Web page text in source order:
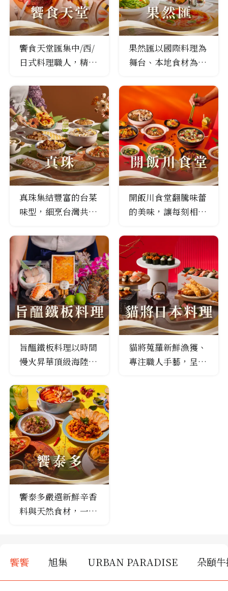
饗食天堂匯集中/西/
日式料理職人，精心
食；嚴選在地當令食
材，用心詮釋食材的
鮮美原味。
果然匯以國際料理為
舞台、本地食材為主
自然食材，透過多國
料理方式，用好滋味
照顧每位顧客及這片
土地。
真珠集結豐富的台菜
味型，細烹台灣共同
開飯川食堂翻騰味蕾
的美味，讓每刻相聚
旨醞鐵板料理以時間
慢火昇華頂級海陸食
緻料理饗宴
貓將蒐羅新鮮漁獲、
專注職人手藝，呈現
饗泰多嚴選新鮮辛香
料與天然食材，一桌
饗饗 旭集 URBAN PARADISE 朵頤